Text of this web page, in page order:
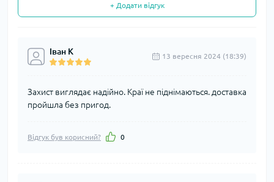
+ Додати відгук
Іван К 13 вересня 2024 (18:39)
Захист виглядає надійно. Краї не піднімаються. доставка
пройшла без пригод.
Відгук був корисний? 0